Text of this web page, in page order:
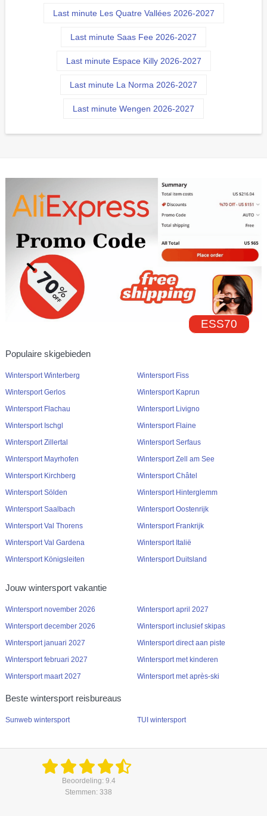
Last minute Les Quatre Vallées 2026-2027
Last minute Saas Fee 2026-2027
Last minute Espace Killy 2026-2027
Last minute La Norma 2026-2027
Last minute Wengen 2026-2027
ESS70
Populaire skigebieden
Wintersport Winterberg
Wintersport Gerlos
Wintersport Flachau
Wintersport Ischgl
Wintersport Zillertal
Wintersport Mayrhofen
Wintersport Kirchberg
Wintersport Sölden
Wintersport Saalbach
Wintersport Val Thorens
Wintersport Val Gardena
Wintersport Königsleiten
Wintersport Fiss
Wintersport Kaprun
Wintersport Livigno
Wintersport Flaine
Wintersport Serfaus
Wintersport Zell am See
Wintersport Châtel
Wintersport Hinterglemm
Wintersport Oostenrijk
Wintersport Frankrijk
Wintersport Italië
Wintersport Duitsland
Jouw wintersport vakantie
Wintersport november 2026
Wintersport december 2026
Wintersport januari 2027
Wintersport februari 2027
Wintersport maart 2027
Wintersport april 2027
Wintersport inclusief skipas
Wintersport direct aan piste
Wintersport met kinderen
Wintersport met après-ski
Beste wintersport reisbureaus
Sunweb wintersport TUI wintersport
Beoordeling: 9.4
Stemmen: 338